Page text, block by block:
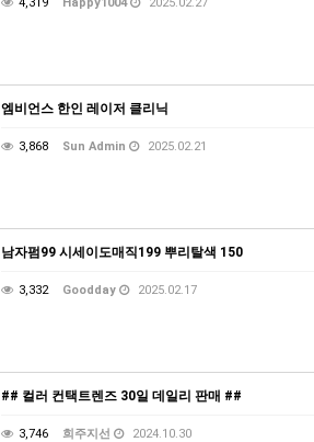
엠비언스 한인 레이저 클리닉
3,868 Sun Admin 2025.02.21
남자펌99 시세이도매직199 뿌리탈색 150
3,332 Goodday 2025.02.17
## 컬러 컨택트렌즈 30일 데일리 판매 ##
3,746 희주지선 2024.10.30